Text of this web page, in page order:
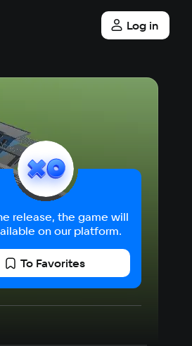
Log in
release, the game will
on our platform.
To Favorites